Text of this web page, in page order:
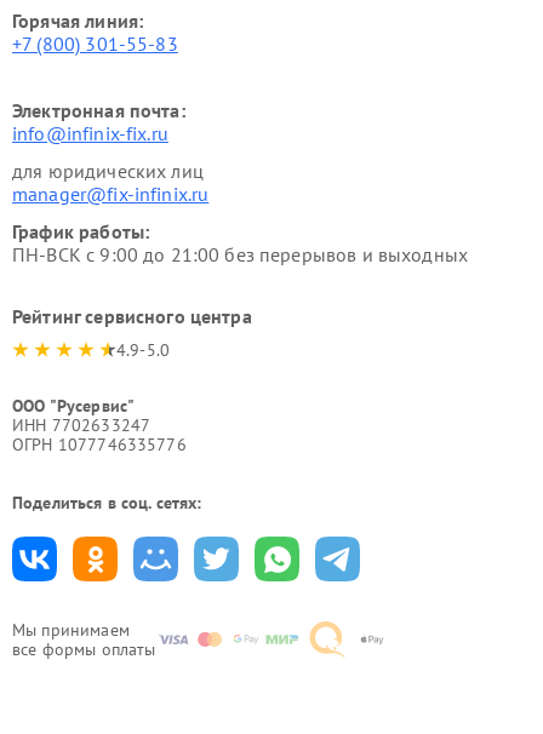
Мы принимаем
все формы оплаты
Горячая линия:
+7 (800) 301-55-83
Электронная почта:
info@infinix-fix.ru
для юридических лиц
manager@fix-infinix.ru
График работы:
ПН-ВСК с 9:00 до 21:00 без перерывов и выходных
Рейтинг сервисного центра
4.9-5.0
ООО "Русервис"
ИНН 7702633247
ОГРН 1077746335776
Поделиться в соц. сетях: